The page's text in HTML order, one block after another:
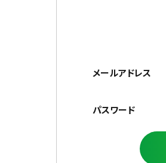
メールアドレス
パスワード